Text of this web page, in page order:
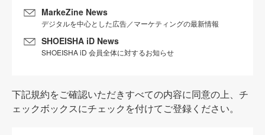
MarkeZine News
デジタルを中心とした広告／マーケティングの最新情報
SHOEISHA iD News
SHOEISHA iD 会員全体に対するお知らせ
下記規約をご確認いただきすべての内容に同意の上、チ
ェックボックスにチェックを付けてご登録ください。